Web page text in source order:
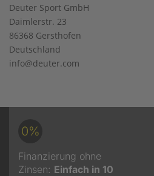
Deuter Sport GmbH
Daimlerstr. 23
86368 Gersthofen
Deutschland
info@deuter.com
0%
Finanzierung ohne
Zinsen: Einfach in 10